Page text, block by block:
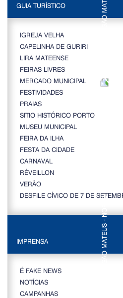
GUIA TURÍSTICO
IGREJA VELHA
CAPELINHA DE GURIRI
LIRA MATEENSE
FEIRAS LIVRES
MERCADO MUNICIPAL
FESTIVIDADES
PRAIAS
SITIO HISTÓRICO PORTO
MUSEU MUNICIPAL
FEIRA DA ILHA
FESTA DA CIDADE
CARNAVAL
RÉVEILLON
VERÃO
DESFILE CÍVICO DE 7 DE
IMPRENSA
É FAKE NEWS
NOTÍCIAS
CAMPANHAS